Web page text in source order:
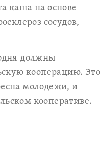
каша на основе
сосудов,
должны
кооперацию. Это
молодежи, и
кооперативе.